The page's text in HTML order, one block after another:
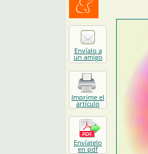
Menéalo
Envíalo a
un amigo
Imprime el
artículo
Envíatelo
en pdf